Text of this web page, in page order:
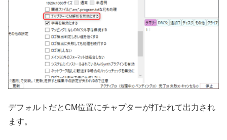
デフォルトだとCM位置にチャプターが打たれて出力され
ます。